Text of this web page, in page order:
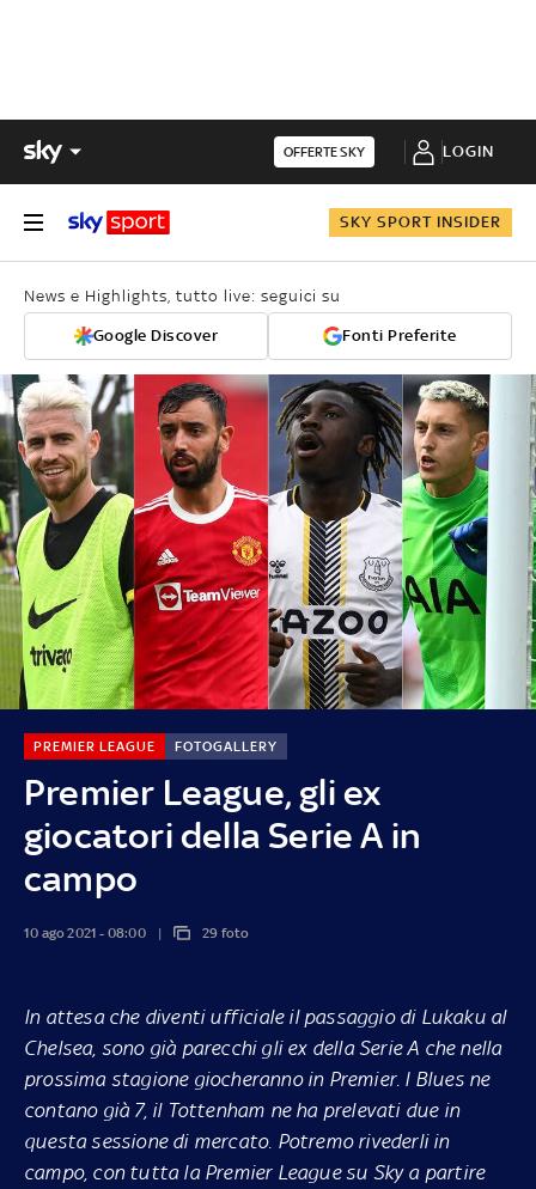
OFFERTE SKY LOGIN
SKY SPORT INSIDER
News e Highlights, tutto live: seguici su
Google Discover Fonti Preferite
Premier League, gli ex
giocatori della Serie A in
campo
PREMIER LEAGUE FOTOGALLERY
10 ago 2021 - 08:00 29 foto
In attesa che diventi ufficiale il passaggio di Lukaku al
Chelsea, sono già parecchi gli ex della Serie A che nella
prossima stagione giocheranno in Premier. I Blues ne
contano già 7, il Tottenham ne ha prelevati due in
questa sessione di mercato. Potremo rivederli in
campo, con tutta la Premier League su Sky a partire